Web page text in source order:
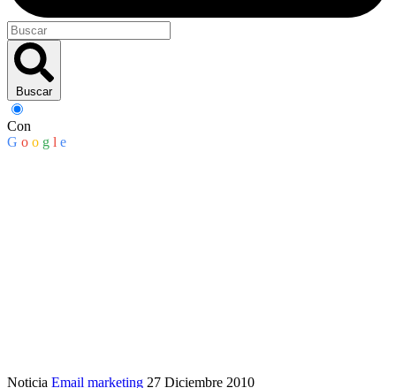
Buscar
Con
G o o g l e
Noticia Email marketing 27 Diciembre 2010